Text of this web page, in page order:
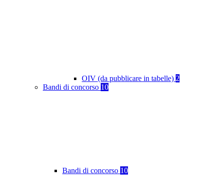
OIV (da pubblicare in tabelle) 2
Bandi di concorso 10
Bandi di concorso 10